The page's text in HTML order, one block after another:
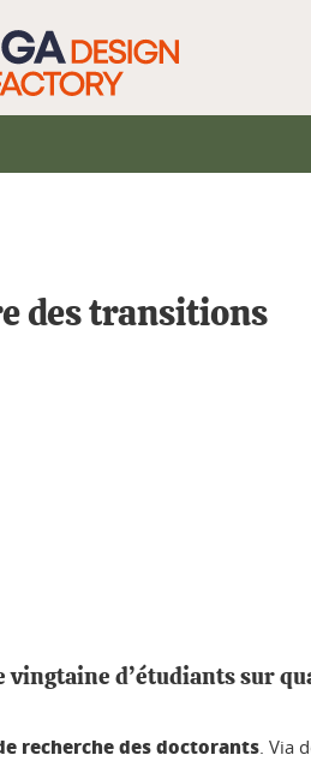
des transitions
vingtaine d’étudiants sur
recherche des doctorants. Via